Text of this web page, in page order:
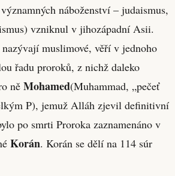
náboženství – judaismus,
vzniknul v jihozápadní Asii.
muslimové, věří v jednoho
řadu proroků, z nichž daleko
ně Mohamed(Muhammad, „pečeť
P), jemuž Alláh zjevil definitivní
po smrti Proroka zaznamenáno v
Korán. Korán se dělí na 114 súr